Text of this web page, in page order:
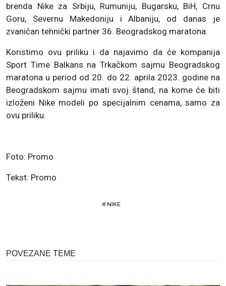
brenda Nike za Srbiju, Rumuniju, Bugarsku, BiH, Crnu
Goru, Severnu Makedoniju i Albaniju, od danas je
zvaničan tehnički partner 36. Beogradskog maratona.
Koristimo ovu priliku i da najavimo da će kompanija
Sport Time Balkans na Trkačkom sajmu Beogradskog
maratona u period od 20. do 22. aprila 2023. godine na
Beogradskom sajmu imati svoj štand, na kome će biti
izloženi Nike modeli po specijalnim cenama, samo za
ovu priliku.
Foto: Promo
Tekst: Promo
#NIKE
POVEZANE TEME